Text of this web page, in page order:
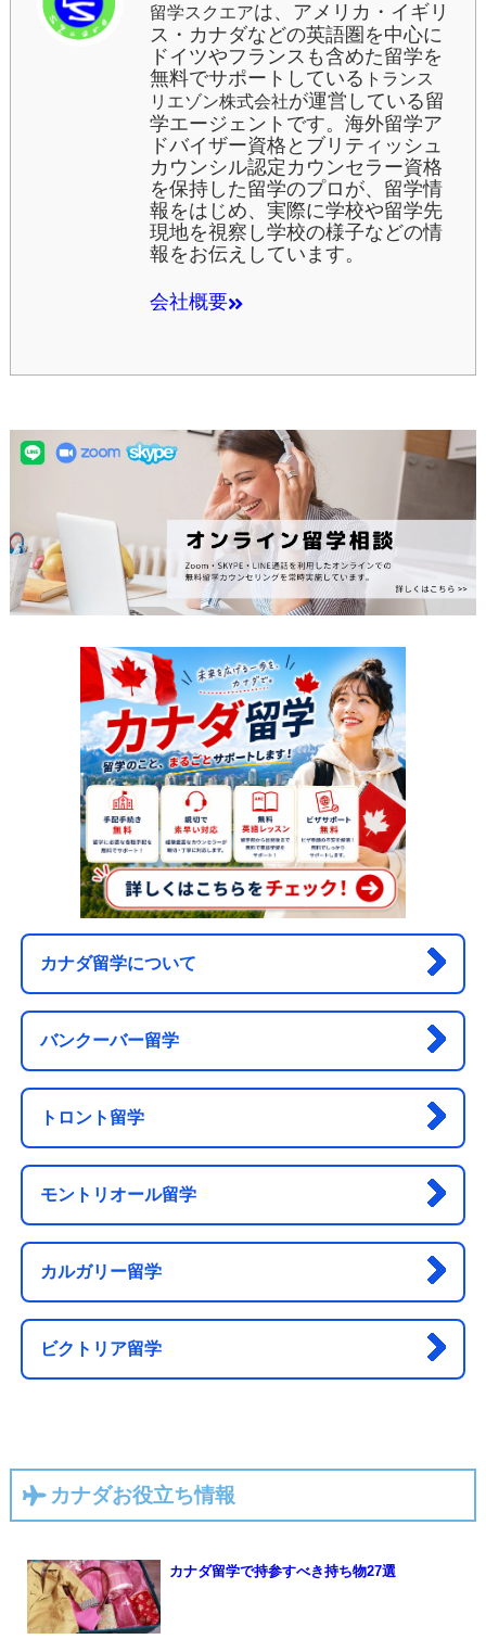
留学スクエアは、アメリカ・イギリ
ス・カナダなどの英語圏を中心に
ドイツやフランスも含めた留学を
無料でサポートしている トランス
リエゾン株式会社が運営している留
学エージェントです。海外留学ア
ドバイザー資格とブリティッシュ
カウンシル認定カウンセラー資格
を保持した留学のプロが、留学情
報をはじめ、実際に学校や留学先
現地を視察し学校の様子などの情
報をお伝えしています。
会社概要
カナダ留学について
バンクーバー留学
トロント留学
モントリオール留学
カルガリー留学
ビクトリア留学
カナダお役立ち情報
カナダ留学で持参すべき持ち物27選